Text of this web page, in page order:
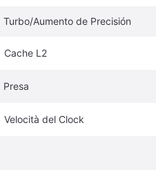
Turbo/Aumento de Precisión
Cache L2
Presa
Velocità del Clock